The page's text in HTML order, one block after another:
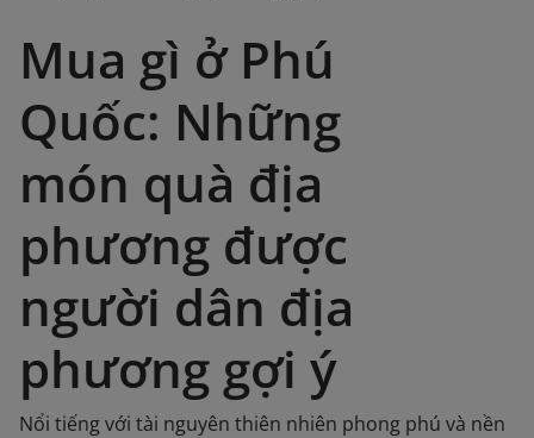
Mua gì ở Phú
Quốc: Những
món quà địa
phương được
người dân địa
phương gợi ý
Nổi tiếng với tài nguyên thiên nhiên phong phú và nền